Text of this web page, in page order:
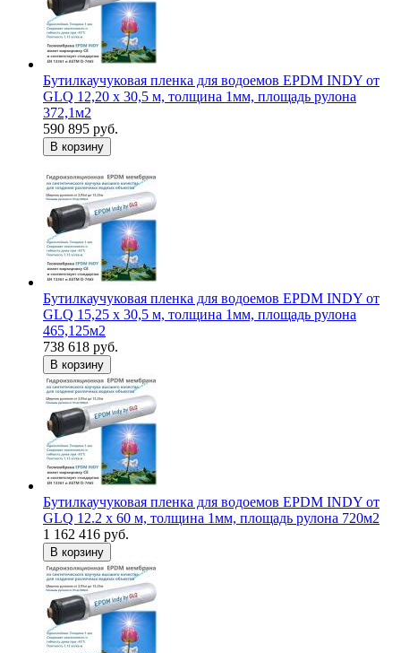
Бутилкаучуковая пленка для водоемов EPDM INDY от
GLQ 12,20 х 30,5 м, толщина 1мм, площадь рулона
372,1м2
590 895 руб.
В корзину
Бутилкаучуковая пленка для водоемов EPDM INDY от
GLQ 15,25 х 30,5 м, толщина 1мм, площадь рулона
465,125м2
738 618 руб.
В корзину
Бутилкаучуковая пленка для водоемов EPDM INDY от
GLQ 12.2 х 60 м, толщина 1мм, площадь рулона 720м2
1 162 416 руб.
В корзину